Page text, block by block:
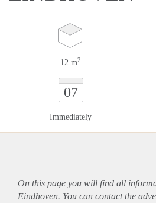
12 m2
07
Immediately
On this page you will find all
Eindhoven. You can contact the